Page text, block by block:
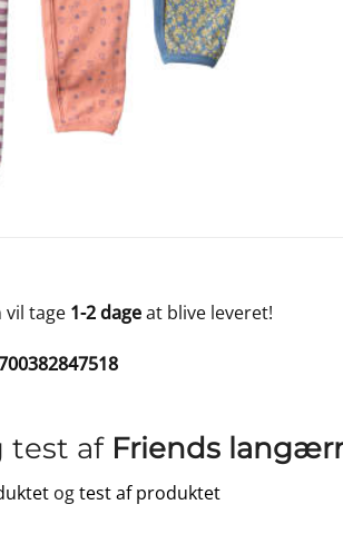
vil tage 1-2 dageat blive leveret!
test af Friends
ogtest af produktet